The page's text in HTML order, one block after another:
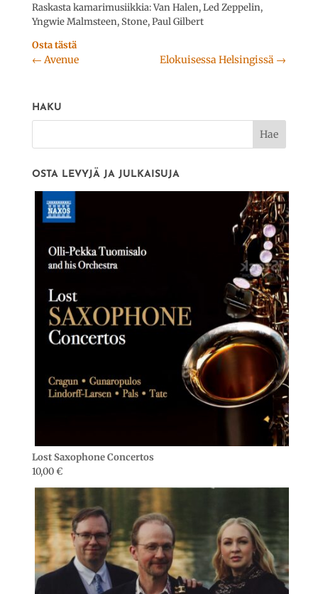
Raskasta kamarimusiikkia: Van Halen, Led Zeppelin,
Yngwie Malmsteen, Stone, Paul Gilbert
Osta tästä
← Avenue Elokuisessa Helsingissä →
HAKU
OSTA LEVYJÄ JA JULKAISUJA
Lost Saxophone Concertos
10,00€